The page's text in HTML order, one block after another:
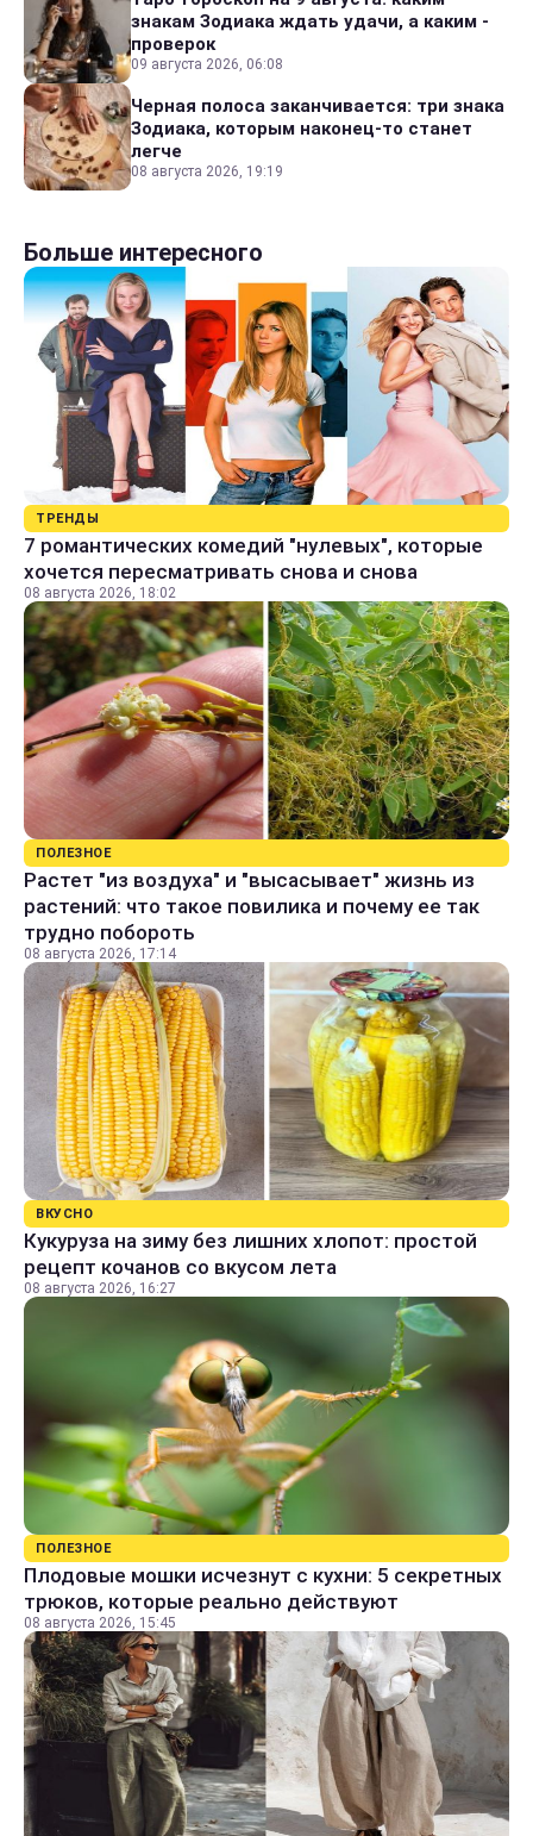
знакам Зодиака ждать удачи, а каким -
проверок
09 августа 2026, 06:08
Черная полоса заканчивается: три знака
Зодиака, которым наконец-то станет
легче
08 августа 2026, 19:19
Больше интересного
ТРЕНДЫ
7 романтических комедий "нулевых", которые
хочется пересматривать снова и снова
08 августа 2026, 18:02
ПОЛЕЗНОЕ
Растет "из воздуха" и "высасывает" жизнь из
растений: что такое повилика и почему ее так
трудно побороть
08 августа 2026, 17:14
ВКУСНО
Кукуруза на зиму без лишних хлопот: простой
рецепт кочанов со вкусом лета
08 августа 2026, 16:27
ПОЛЕЗНОЕ
Плодовые мошки исчезнут с кухни: 5 секретных
трюков, которые реально действуют
08 августа 2026, 15:45